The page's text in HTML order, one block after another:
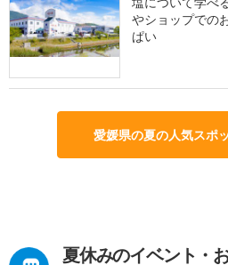
やショップでの
ぱい
愛媛県の夏の人気スポ
夏休みのイベント・